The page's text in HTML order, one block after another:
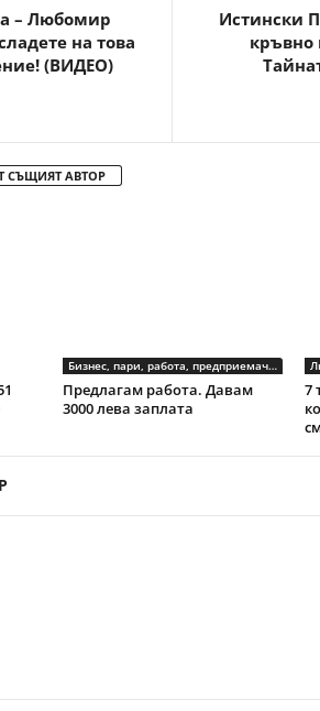
– Любомир
на това
(ВИДЕО)
Истински
кръвно
СЪЩИЯТ АВТОР
Бизнес, пари, работа, предприемачество
Предлагам работа. Давам
3000 лева заплата
7